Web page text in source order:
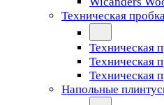
Техническая
Техническая
Техническая
Техническая
Напольные